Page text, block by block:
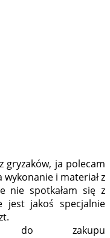
gryzaków, ja polecam
wykonanie i materiał z
nie spotkałam się z
jest jakoś specjalnie
do zakupu